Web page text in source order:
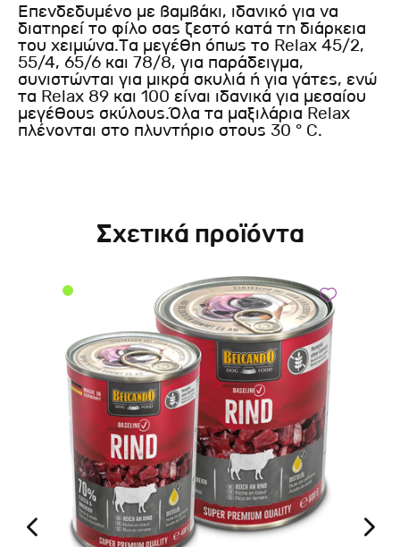
Επενδεδυμένο με βαμβάκι, ιδανικό για να
διατηρεί το φίλο σας ζεστό κατά τη διάρκεια
του χειμώνα.Τα μεγέθη όπως το Relax 45/2,
55/4, 65/6 και 78/8, για παράδειγμα,
συνιστώνται για μικρά σκυλιά ή για γάτες, ενώ
τα Relax 89 και 100 είναι ιδανικά για μεσαίου
μεγέθους σκύλους.Όλα τα μαξιλάρια Relax
πλένονται στο πλυντήριο στους 30 ° C.
Σχετικά προϊόντα